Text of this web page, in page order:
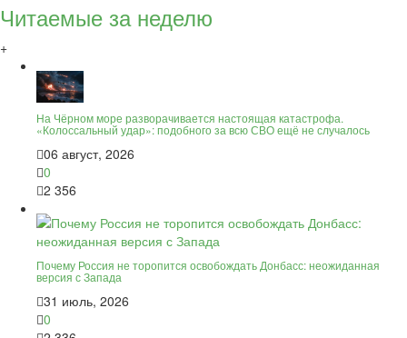
Читаемые за неделю
+
На Чёрном море разворачивается настоящая катастрофа.
«Колоссальный удар»: подобного за всю СВО ещё не случалось
06 август, 2026
0
2 356
Почему Россия не торопится освобождать Донбасс: неожиданная
версия с Запада
31 июль, 2026
0